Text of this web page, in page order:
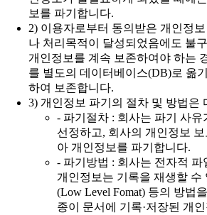
보를 파기합니다.
2) 이용자로부터 동의받은 개인정
나 처리목적이 달성되었음에도 불
개인정보를 계속 보존하여야 하는
를 별도의 데이터베이스(DB)로 옮
하여 보존합니다.
3) 개인정보 파기의 절차 및 방법은
- 파기절차 : 회사는 파기 사
선정하고, 회사의 개인정보
아 개인정보를 파기합니다.
- 파기방법 : 회사는 전자적 파
개인정보는 기록을 재생할 수
(Low Level Fomat) 등의 방법
종이 문서에 기록·저장된 개